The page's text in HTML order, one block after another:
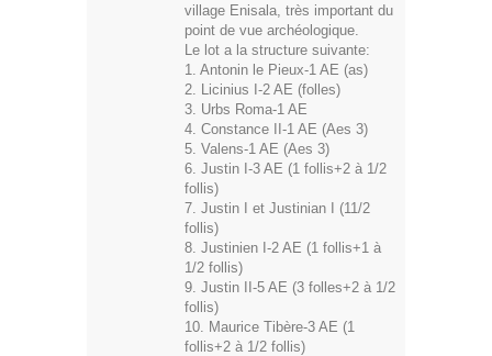
village Enisala, très important du
point de vue archéologique.
Le lot a la structure suivante:
1. Antonin le Pieux-1 AE (as)
2. Licinius I-2 AE (folles)
3. Urbs Roma-1 AE
4. Constance II-1 AE (Aes 3)
5. Valens-1 AE (Aes 3)
6. Justin I-3 AE (1 follis+2 à 1/2
follis)
7. Justin I et Justinian I (11/2
follis)
8. Justinien I-2 AE (1 follis+1 à
1/2 follis)
9. Justin II-5 AE (3 folles+2 à 1/2
follis)
10. Maurice Tibère-3 AE (1
follis+2 à 1/2 follis)